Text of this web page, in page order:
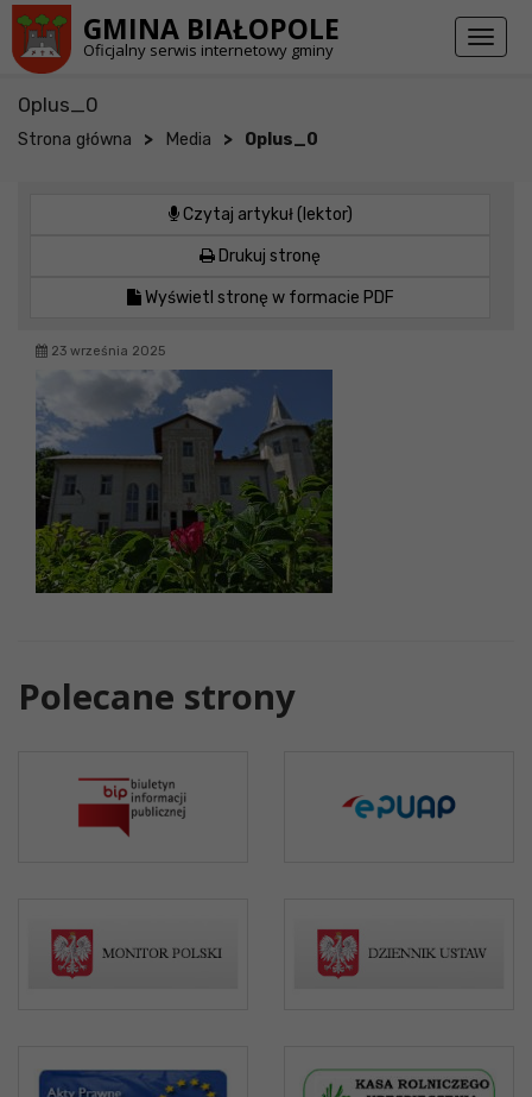
GMINA BIAŁOPOLE
Oficjalny serwis internetowy gminy
Toggle
Oplus_0
Strona główna > Media > Oplus_0
Czytaj artykuł (lektor)
Drukuj stronę
Wyświetl stronę w formacie PDF
23 września 2025
Polecane strony